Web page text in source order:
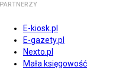
PARTNERZY
E-kiosk.pl
E-gazety.pl
Nexto.pl
Mała księgowość